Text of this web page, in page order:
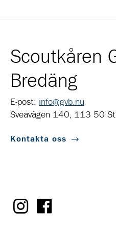
Scoutkåren
Bredäng
E-post: info@gvb.nu
Sveavägen 140, 113 50
Kontakta oss